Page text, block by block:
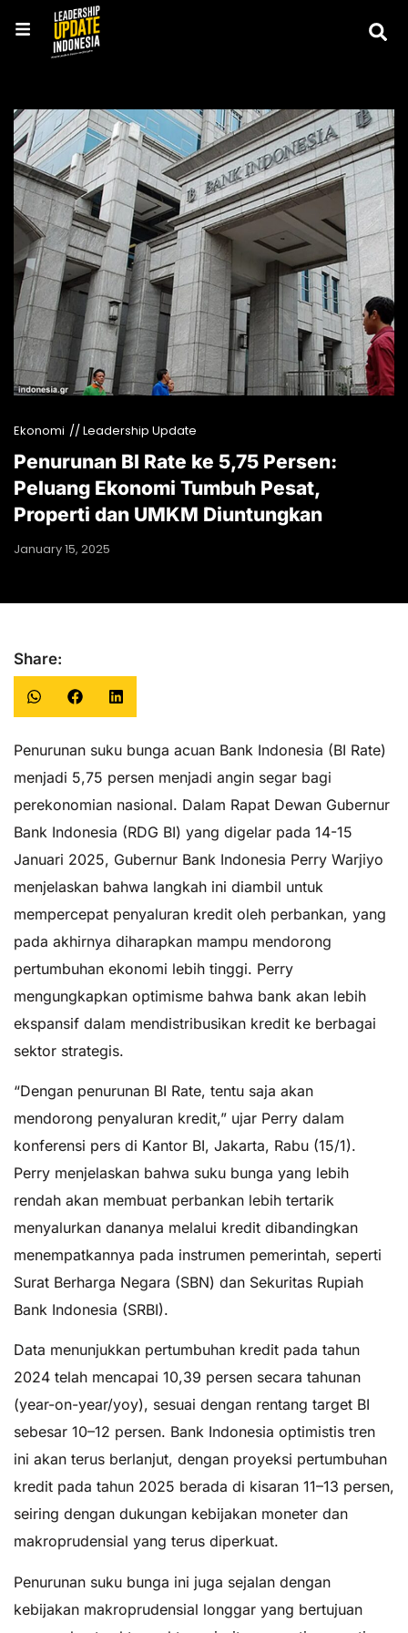
Ekonomi // Leadership Update
Penurunan BI Rate ke 5,75 Persen:
Peluang Ekonomi Tumbuh Pesat,
Properti dan UMKM Diuntungkan
January 15, 2025
Share:
Penurunan suku bunga acuan Bank Indonesia (BI Rate)
menjadi 5,75 persen menjadi angin segar bagi
perekonomian nasional. Dalam Rapat Dewan Gubernur
Bank Indonesia (RDG BI) yang digelar pada 14-15
Januari 2025, Gubernur Bank Indonesia Perry Warjiyo
menjelaskan bahwa langkah ini diambil untuk
mempercepat penyaluran kredit oleh perbankan, yang
pada akhirnya diharapkan mampu mendorong
pertumbuhan ekonomi lebih tinggi. Perry
mengungkapkan optimisme bahwa bank akan lebih
ekspansif dalam mendistribusikan kredit ke berbagai
sektor strategis.
“Dengan penurunan BI Rate, tentu saja akan
mendorong penyaluran kredit,” ujar Perry dalam
konferensi pers di Kantor BI, Jakarta, Rabu (15/1).
Perry menjelaskan bahwa suku bunga yang lebih
rendah akan membuat perbankan lebih tertarik
menyalurkan dananya melalui kredit dibandingkan
menempatkannya pada instrumen pemerintah, seperti
Surat Berharga Negara (SBN) dan Sekuritas Rupiah
Bank Indonesia (SRBI).
Data menunjukkan pertumbuhan kredit pada tahun
2024 telah mencapai 10,39 persen secara tahunan
(year-on-year/yoy), sesuai dengan rentang target BI
sebesar 10–12 persen. Bank Indonesia optimistis tren
ini akan terus berlanjut, dengan proyeksi pertumbuhan
kredit pada tahun 2025 berada di kisaran 11–13 persen,
seiring dengan dukungan kebijakan moneter dan
makroprudensial yang terus diperkuat.
Penurunan suku bunga ini juga sejalan dengan
kebijakan makroprudensial longgar yang bertujuan